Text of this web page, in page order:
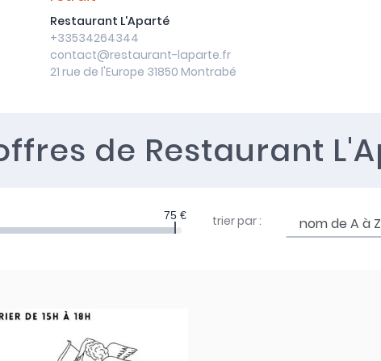
Restaurant L'Aparté
+33534264344
contact@restaurant-laparte.fr
21 rue de l'Europe 31850 Montrabé
de Restaurant
75 € trier par :